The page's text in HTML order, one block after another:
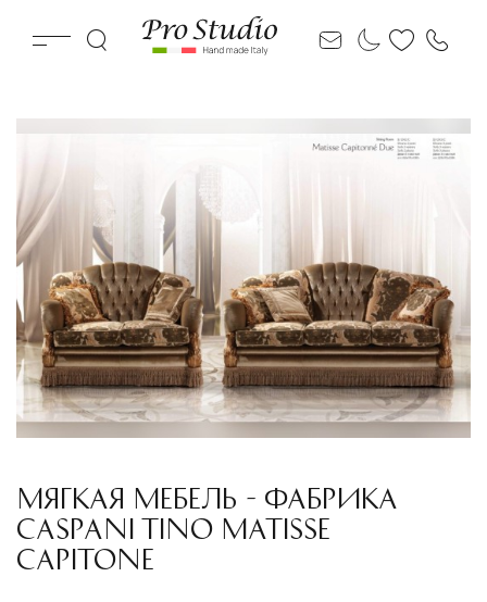
МЯГКАЯ МЕБЕЛЬ - ФАБРИКА
CASPANI TINO MATISSE
CAPITONE